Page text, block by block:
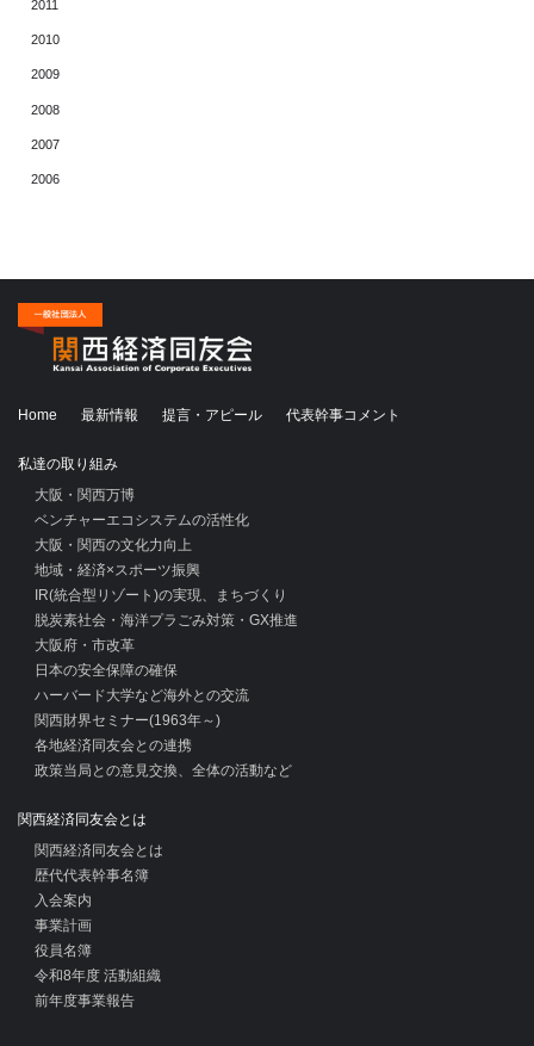
2011
2010
2009
2008
2007
2006
Home 最新情報 提言・アピール 代表幹事コメント
私達の取り組み
大阪・関西万博
ベンチャーエコシステムの活性化
大阪・関西の文化力向上
地域・経済×スポーツ振興
IR(統合型リゾート)の実現、まちづくり
脱炭素社会・海洋プラごみ対策・GX推進
大阪府・市改革
日本の安全保障の確保
ハーバード大学など海外との交流
関西財界セミナー(1963年～)
各地経済同友会との連携
政策当局との意見交換、全体の活動など
関西経済同友会とは
関西経済同友会とは
歴代代表幹事名簿
入会案内
事業計画
役員名簿
令和8年度 活動組織
前年度事業報告